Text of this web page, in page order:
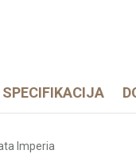
SPECIFIKACIJA
Imperia